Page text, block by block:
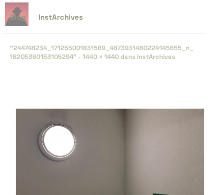
Blog InstArchives
"244748234_​171255001831589_​4873931460224145655_​n_​
18205360153105294" - 1440 × 1440dans InstArchives